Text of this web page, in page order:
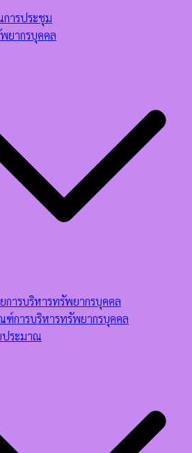
การประชุม
ยากรบุคคล
การบริหารทรัพยากรบุคคล​
ฑ์การบริหารทรัพยากรบุคคล​
ระมาณ